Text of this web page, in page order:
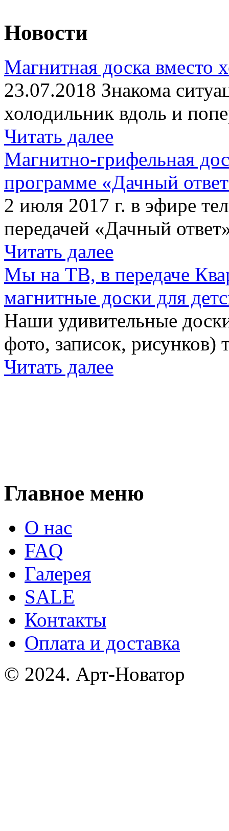
Новости
Магнитная доска вместо
23.07.2018 Знакома
холодильник вдоль и
Читать далее
Магнитно-грифельная
программе «Дачный
2 июля 2017 г. в эфире
передачей «Дачный
Читать далее
Мы на ТВ, в передаче
магнитные доски для
Наши удивительные
фото, записок,
Читать далее
Главное меню
О нас
FAQ
Галерея
SALE
Контакты
Оплата и доставка
© 2024. Арт-Новатор